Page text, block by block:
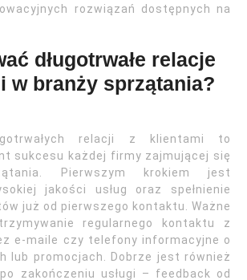
rozwiązań dostępnych na
długotrwałe relacje
w branży sprzątania?
relacji z klientami to
sukcesu każdej firmy zajmującej się
Pierwszym krokiem jest
jakości usług oraz spełnienie
już od pierwszego kontaktu. Ważne
regularnego kontaktu z
e-maile czy telefony informacyjne o
lub promocjach. Dobrze jest również
zakończeniu usługi – feedback od